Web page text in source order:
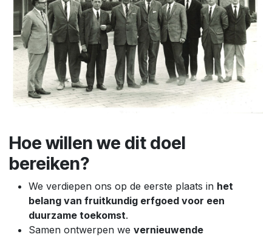
Hoe willen we dit doel
bereiken?
We verdiepen ons op de eerste plaats in het
belang van fruitkundig erfgoed voor een
duurzame toekomst.
Samen ontwerpen we vernieuwende